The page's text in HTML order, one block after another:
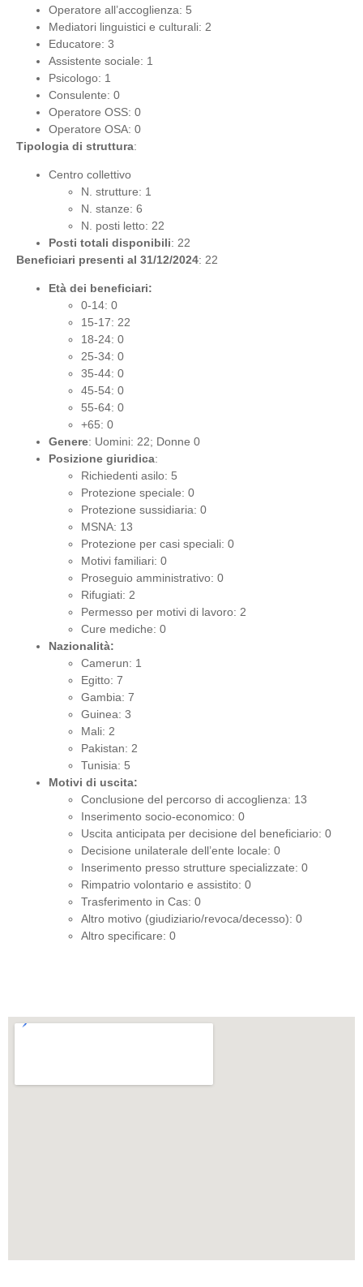
Operatore all’accoglienza: 5
Mediatori linguistici e culturali: 2
Educatore: 3
Assistente sociale: 1
Psicologo: 1
Consulente: 0
Operatore OSS: 0
Operatore OSA: 0
Tipologia di struttura:
Centro collettivo
N. strutture: 1
N. stanze: 6
N. posti letto: 22
Posti totali disponibili: 22
Beneficiari presenti al 31/12/2024: 22
Età dei beneficiari:
0-14: 0
15-17: 22
18-24: 0
25-34: 0
35-44: 0
45-54: 0
55-64: 0
+65: 0
Genere: Uomini: 22; Donne 0
Posizione giuridica:
Richiedenti asilo: 5
Protezione speciale: 0
Protezione sussidiaria: 0
MSNA: 13
Protezione per casi speciali: 0
Motivi familiari: 0
Proseguio amministrativo: 0
Rifugiati: 2
Permesso per motivi di lavoro: 2
Cure mediche: 0
Nazionalità:
Camerun: 1
Egitto: 7
Gambia: 7
Guinea: 3
Mali: 2
Pakistan: 2
Tunisia: 5
Motivi di uscita:
Conclusione del percorso di accoglienza: 13
Inserimento socio-economico: 0
Uscita anticipata per decisione del beneficiario: 0
Decisione unilaterale dell’ente locale: 0
Inserimento presso strutture specializzate: 0
Rimpatrio volontario e assistito: 0
Trasferimento in Cas: 0
Altro motivo (giudiziario/revoca/decesso): 0
Altro specificare: 0